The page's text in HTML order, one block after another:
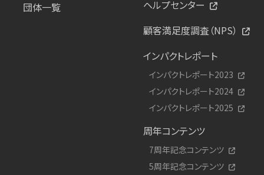
団体一覧
ヘルプセンター
顧客満足度調査（NPS）
インパクトレポート
インパクトレポート2023
インパクトレポート2024
インパクトレポート2025
周年コンテンツ
7周年記念コンテンツ
5周年記念コンテンツ